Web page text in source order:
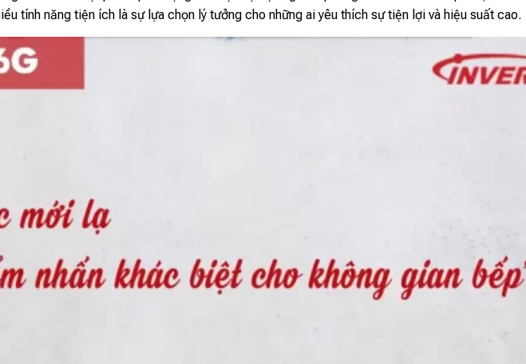
tính năng tiện ích là sự lựa chọn lý tưởng cho những ai yêu thích sự tiện lợi và hiệu suất cao.